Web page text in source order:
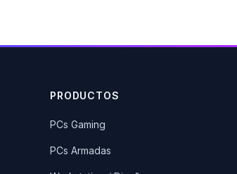
PRODUCTOS
PCs Gaming
PCs Armadas